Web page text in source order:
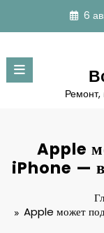
содержимому
6
Ремонт,
Apple
iPhone —
Apple может